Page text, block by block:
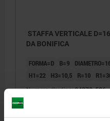
STAFFA VERTICALE
DA BONIFICA
FORMA=D B=9
H1=22
H3=10,5 R=10
Numero d’ordine:04370-506